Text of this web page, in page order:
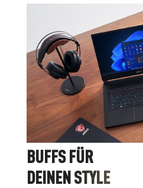
BUFFS FÜR
DEINENSTYLE